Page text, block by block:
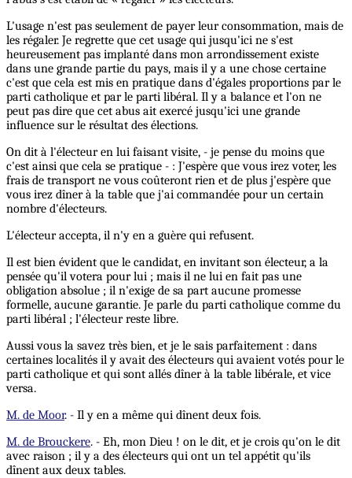
L'usage n'est pas seulement de payer leur consommation, mais de
les régaler. Je regrette que cet usage qui jusqu'ici ne s'est
heureusement pas implanté dans mon arrondissement existe
dans une grande partie du pays, mais il y a une chose certaine
c'est que cela est mis en pratique dans d'égales proportions par le
parti catholique et par le parti libéral. Il y a balance et l'on ne
peut pas dire que cet abus ait exercé jusqu'ici une grande
influence sur le résultat des élections.
On dit à l'électeur en lui faisant visite, - je pense du moins que
c'est ainsi que cela se pratique - : J'espère que vous irez voter, les
frais de transport ne vous coûteront rien et de plus j'espère que
vous irez dîner à la table que j'ai commandée pour un certain
nombre d'électeurs.
L'électeur accepta, il n'y en a guère qui refusent.
Il est bien évident que le candidat, en invitant son électeur, a la
pensée qu'il votera pour lui ; mais il ne lui en fait pas une
obligation absolue ; il n'exige de sa part aucune promesse
formelle, aucune garantie. Je parle du parti catholique comme du
parti libéral ; l'électeur reste libre.
Aussi vous la savez très bien, et je le sais parfaitement : dans
certaines localités il y avait des électeurs qui avaient votés pour le
parti catholique et qui sont allés dîner à la table libérale, et vice
versa.
M. de Moor. - Il y en a même qui dînent deux fois.
M. de Brouckere. - Eh, mon Dieu ! on le dit, et je crois qu'on le dit
avec raison ; il y a des électeurs qui ont un tel appétit qu'ils
dînent aux deux tables.